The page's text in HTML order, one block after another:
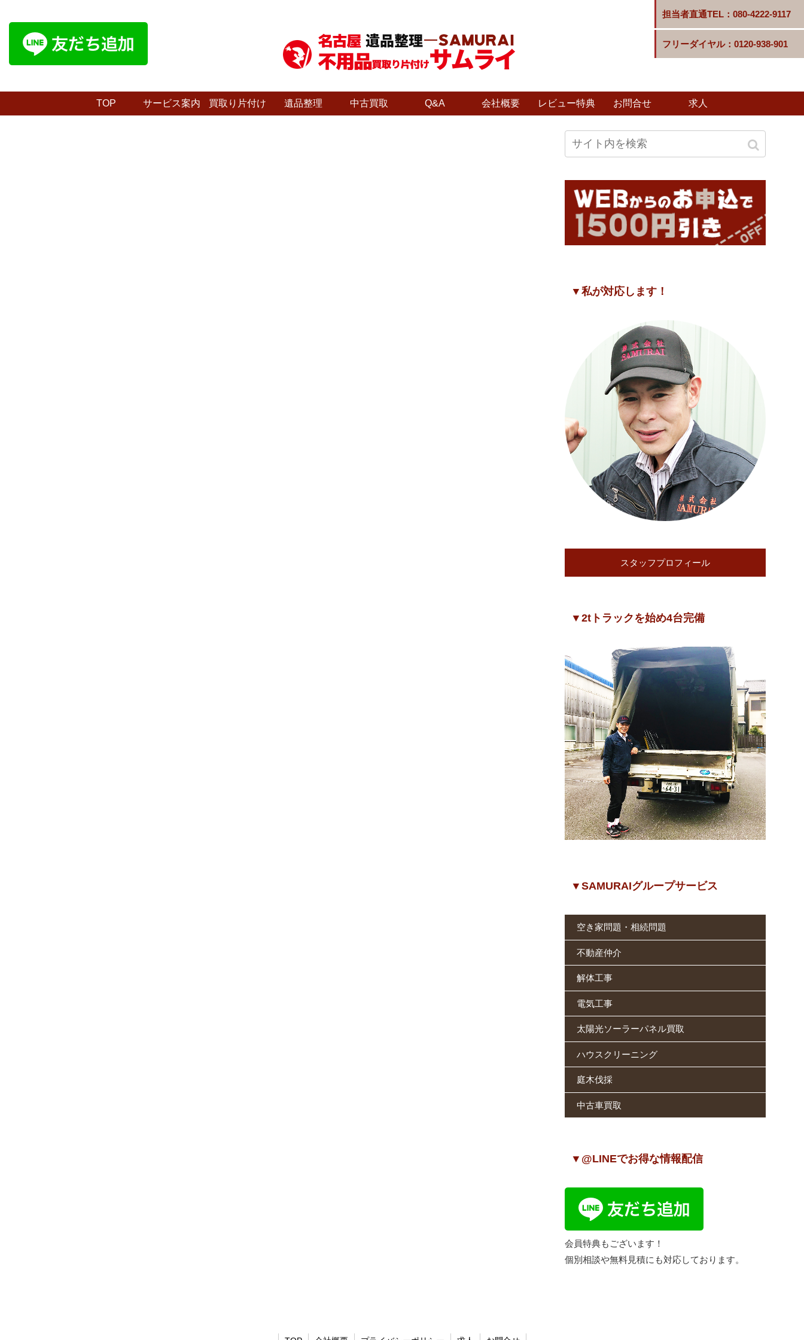
担当者直通TEL：080-4222-9117
フリーダイヤル：0120-938-901
TOP サービス案内 買取り片付け 遺品整理 中古買取 Q&A 会社概要 レビュー特典 お問合せ 求人
▼私が対応します！
スタッフプロフィール
▼2tトラックを始め4台完備
▼SAMURAIグループサービス
空き家問題・相続問題
不動産仲介
解体工事
電気工事
太陽光ソーラーパネル買取
ハウスクリーニング
庭木伐採
中古車買取
▼@LINEでお得な情報配信
会員特典もございます！
個別相談や無料見積にも対応しております。